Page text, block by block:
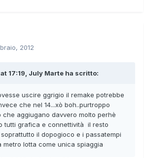
2012
17:19, July Marte ha scritto:
uscire ggrigio il remake potrebbe
che nel 14...xò boh..purtroppo
aggiugano davvero molto perhè
tutti grafica e connettività il resto
soprattutto il dopogioco e i passatempi
metro lotta come unica spiaggia